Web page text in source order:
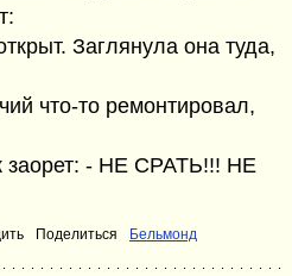
Заглянула она туда,
что-то ремонтировал,
заорет: - НЕ СРАТЬ!!! НЕ
Поделиться Бельмонд